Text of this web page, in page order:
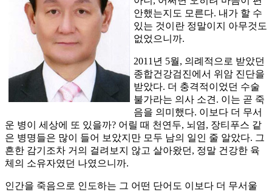
안했는지도 모른다. 내가 할 수
있는 것이란 정말이지 아무것도
없었으니까.
2011년 5월, 의례적으로 받았던
종합건강검진에서 위암 진단을
받았다. 더 충격적이었던 수술
불가라는 의사 소견. 이는 곧 죽
음을 의미했다. 이보다 더 무서
운 병이 세상에 또 있을까? 어릴 때 천연두, 뇌염, 장티푸스 같
은 병명들은 많이 들어 보았지만 모두 남의 일인 줄 알았다. 그
흔한 감기조차 거의 걸려보지 않고 살아왔던, 정말 건강한 육
체의 소유자였던 나였으니까.
인간을 죽음으로 인도하는 그 어떤 단어도 이보다 더 무서울